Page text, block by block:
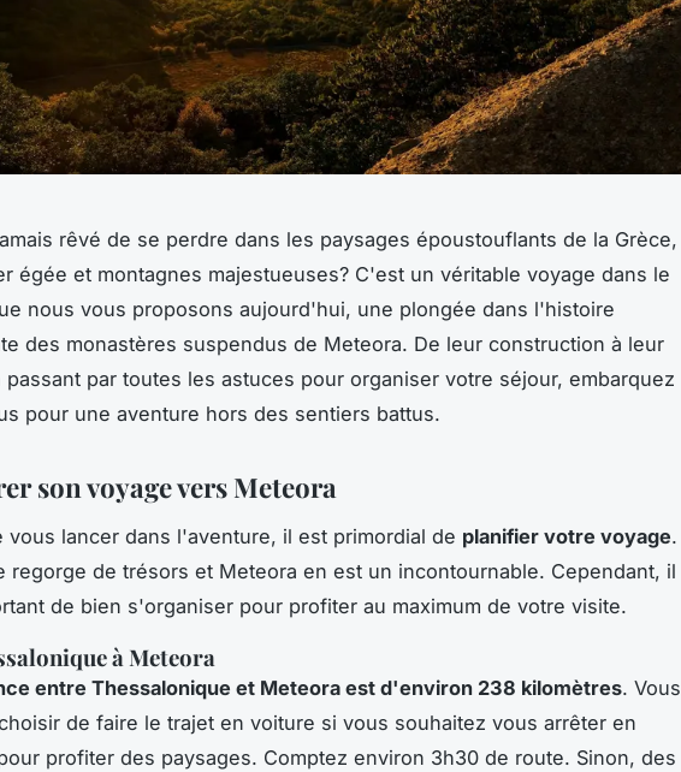
rêvé de se perdre dans les paysages époustouflants de la Grèce,
égée et montagnes majestueuses? C'est un véritable voyage dans le
nous vous proposons aujourd'hui, une plongée dans l'histoire
des monastères suspendus de Meteora. De leur construction à leur
passant par toutes les astuces pour organiser votre séjour, embarquez
pour une aventure hors des sentiers battus.
son voyage vers Meteora
vous lancer dans l'aventure, il est primordial de planifier votre voyage.
regorge de trésors et Meteora en est un incontournable. Cependant, il
de bien s'organiser pour profiter au maximum de votre visite.
à Meteora
entre Thessalonique et Meteora est d'environ 238 kilomètres. Vous
de faire le trajet en voiture si vous souhaitez vous arrêter en
profiter des paysages. Comptez environ 3h30 de route. Sinon, des